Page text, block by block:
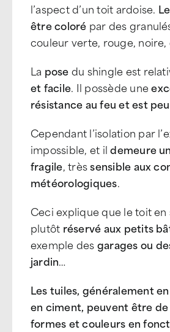
l’aspect d’un toit ardoise.
être coloré par des
couleur verte, rouge, noire,
La posedu shingle est
et facile. Il possède une
résistance au feu et est
Cependant l’isolation par
impossible, et ildemeure
fragile, trèssensible aux
météorologiques.
Ceci explique que le toit en
plutôt réservé aux petits
exemple desgarages ou
jardin…
Les tuiles, généralement
en ciment, peuvent être
formes et couleurs en